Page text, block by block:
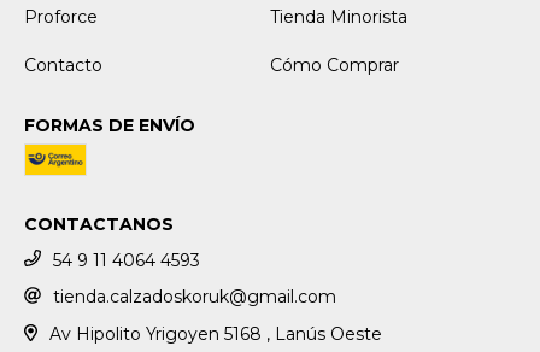
Proforce Tienda Minorista
Contacto Cómo Comprar
FORMAS DE ENVÍO
CONTACTANOS
54 9 11 4064 4593
tienda.calzadoskoruk@gmail.com
Av Hipolito Yrigoyen 5168 , Lanús Oeste